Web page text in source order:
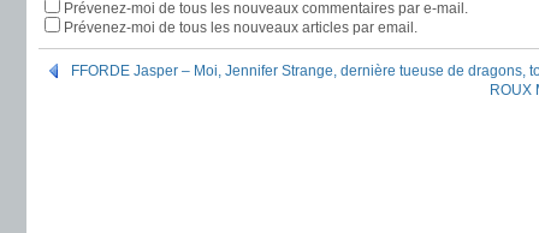
Prévenez-moi de tous les nouveaux commentaires par e-mail.
Prévenez-moi de tous les nouveaux articles par email.
FFORDE Jasper – Moi, Jennifer Strange, dernière tueuse de dragons,
ROUX